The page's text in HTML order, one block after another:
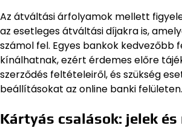
Az átváltási árfolyamok mellett
az esetleges átváltási díjakra is,
számol fel. Egyes bankok kedvezőbb
kínálhatnak, ezért érdemes előre
szerződés feltételeiről, és szükség
beállításokat az online banki felületen.
Kártyás csalások: jelek és